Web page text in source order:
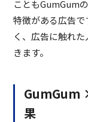
こともGumGum
特徴がある広告
く、広告に触れ
きます。
GumGum
果